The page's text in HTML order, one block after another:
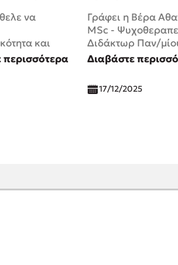
να
και
περισσότερα
Γράφει η Βέρα
MSc -
Διδάκτωρ Παν/
Διαβάστε
17/12/2025